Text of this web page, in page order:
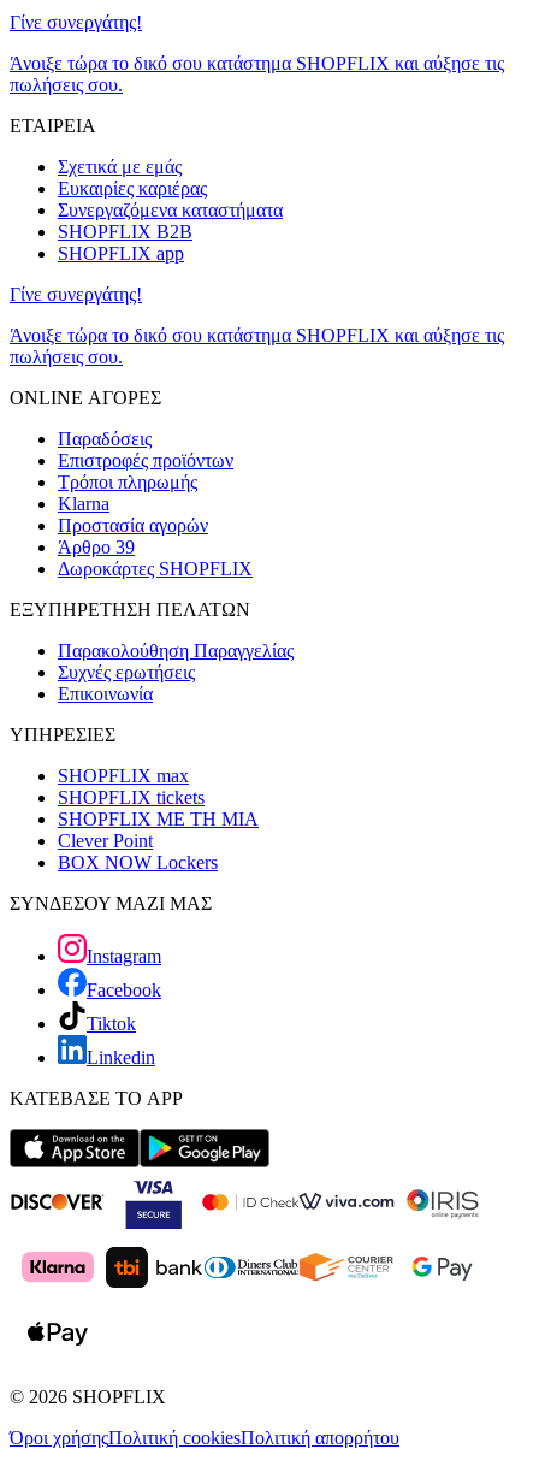
Γίνε συνεργάτης!
Άνοιξε τώρα το δικό σου κατάστημα SHOPFLIX και αύξησε τις
πωλήσεις σου.
ΕΤΑΙΡΕΙΑ
Σχετικά με εμάς
Ευκαιρίες καριέρας
Συνεργαζόμενα καταστήματα
SHOPFLIX B2B
SHOPFLIX app
Γίνε συνεργάτης!
Άνοιξε τώρα το δικό σου κατάστημα SHOPFLIX και αύξησε τις
πωλήσεις σου.
ONLINE ΑΓΟΡΕΣ
Παραδόσεις
Επιστροφές προϊόντων
Τρόποι πληρωμής
Klarna
Προστασία αγορών
Άρθρο 39
Δωροκάρτες SHOPFLIX
ΕΞΥΠΗΡΕΤΗΣΗ ΠΕΛΑΤΩΝ
Παρακολούθηση Παραγγελίας
Συχνές ερωτήσεις
Επικοινωνία
ΥΠΗΡΕΣΙΕΣ
SHOPFLIX max
SHOPFLIX tickets
SHOPFLIX ΜΕ ΤΗ ΜΙΑ
Clever Point
BOX NOW Lockers
ΣΥΝΔΕΣΟΥ ΜΑΖΙ ΜΑΣ
Instagram
Facebook
Tiktok
Linkedin
ΚΑΤΕΒΑΣΕ ΤΟ APP
© 2026 SHOPFLIX
Όροι χρήσηςΠολιτική cookiesΠολιτική απορρήτου